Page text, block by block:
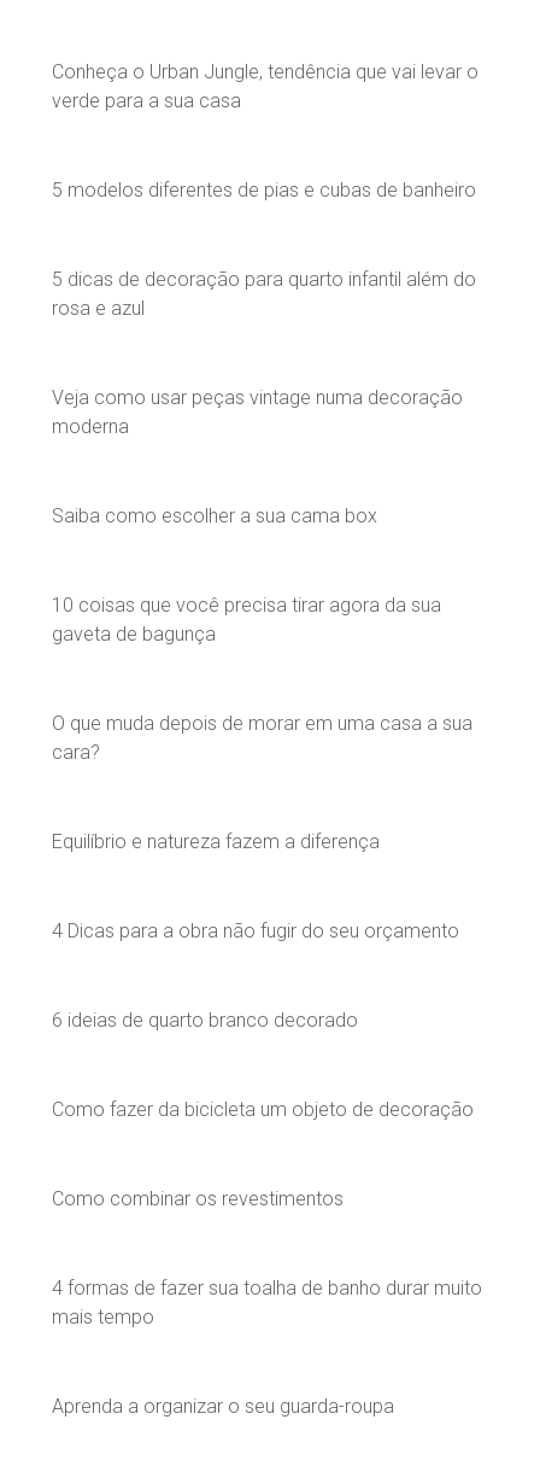
Conheça o Urban Jungle, tendência que vai levar o
verde para a sua casa
5 modelos diferentes de pias e cubas de banheiro
5 dicas de decoração para quarto infantil além do
rosa e azul
Veja como usar peças vintage numa decoração
moderna
Saiba como escolher a sua cama box
10 coisas que você precisa tirar agora da sua
gaveta de bagunça
O que muda depois de morar em uma casa a sua
cara?
Equilíbrio e natureza fazem a diferença
4 Dicas para a obra não fugir do seu orçamento
6 ideias de quarto branco decorado
Como fazer da bicicleta um objeto de decoração
Como combinar os revestimentos
4 formas de fazer sua toalha de banho durar muito
mais tempo
Aprenda a organizar o seu guarda-roupa